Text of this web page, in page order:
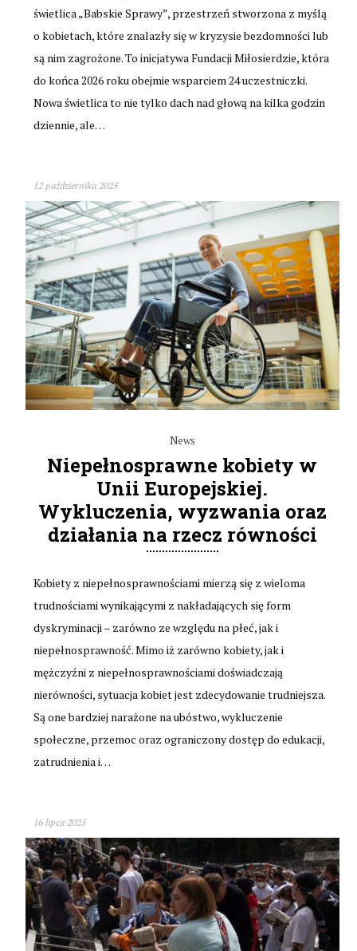
świetlica „Babskie Sprawy”, przestrzeń stworzona z myślą
o kobietach, które znalazły się w kryzysie bezdomności lub
są nim zagrożone. To inicjatywa Fundacji Miłosierdzie, która
do końca 2026 roku obejmie wsparciem 24 uczestniczki.
Nowa świetlica to nie tylko dach nad głową na kilka godzin
dziennie, ale…
12 października 2025
News
Niepełnosprawne kobiety w
Unii Europejskiej.
Wykluczenia, wyzwania oraz
działania na rzecz równości
Kobiety z niepełnosprawnościami mierzą się z wieloma
trudnościami wynikającymi z nakładających się form
dyskryminacji – zarówno ze względu na płeć, jak i
niepełnosprawność. Mimo iż zarówno kobiety, jak i
mężczyźni z niepełnosprawnościami doświadczają
nierówności, sytuacja kobiet jest zdecydowanie trudniejsza.
Są one bardziej narażone na ubóstwo, wykluczenie
społeczne, przemoc oraz ograniczony dostęp do edukacji,
zatrudnienia i…
16 lipca 2025